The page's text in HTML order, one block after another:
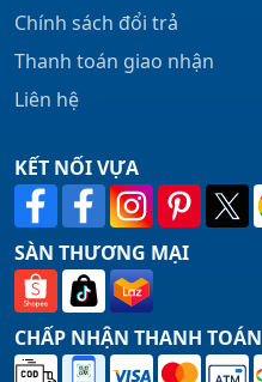
Chính sách đổi trả
Thanh toán giao nhận
Liên hệ
KẾT NỐI VỰA
SÀN THƯƠNG MẠI
CHẤP NHẬN THANH TOÁN